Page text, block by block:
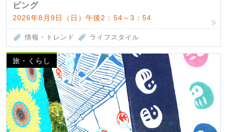
ピング
2026年8月9日（日）午後2：54～3：54
情報・トレンド ライフスタイル
旅・くらし